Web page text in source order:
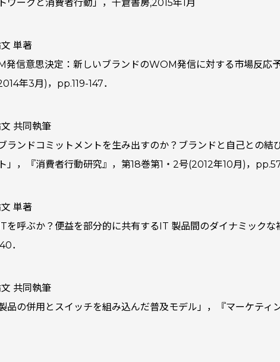
ワークと消費者行動」，千倉書房,2015年1月
単著
発信意思決定：新しいブランドのWOM発信に対する市場反応
年3月)，pp.119-147．
共同執筆
ブランドコミットメントを生み出すのか？ブランドと自己との
」，『消費者行動研究』，第18巻第1・2号(2012年10月)，
単著
を呼ぶか？便益を部分的に共有するIT 製品間のダイナミック
．
共同執筆
製品の併用とスイッチを組み込んだ普及モデル」，『マーケテ